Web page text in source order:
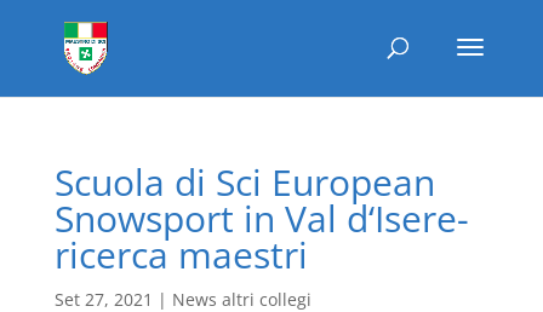
Scuola di Sci European
Snowsport in Val d‘Isere-
ricerca maestri
Set 27, 2021 | News altri collegi